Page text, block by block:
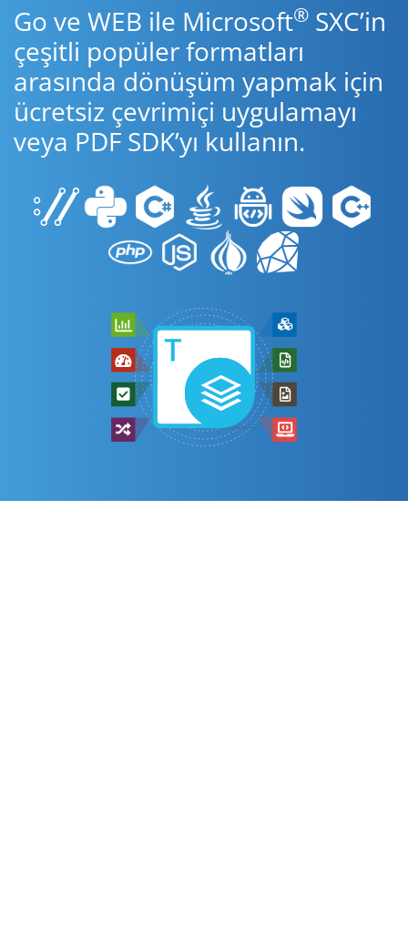
Go ve WEB ile Microsoft® SXC’in
çeşitli popüler formatları
arasında dönüşüm yapmak için
ücretsiz çevrimiçi uygulamayı
veya PDF SDK’yı kullanın.